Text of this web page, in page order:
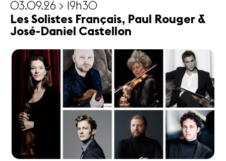
03.09.26 > 19h30
Les Solistes Français, Paul Rouger &
José-Daniel Castellon